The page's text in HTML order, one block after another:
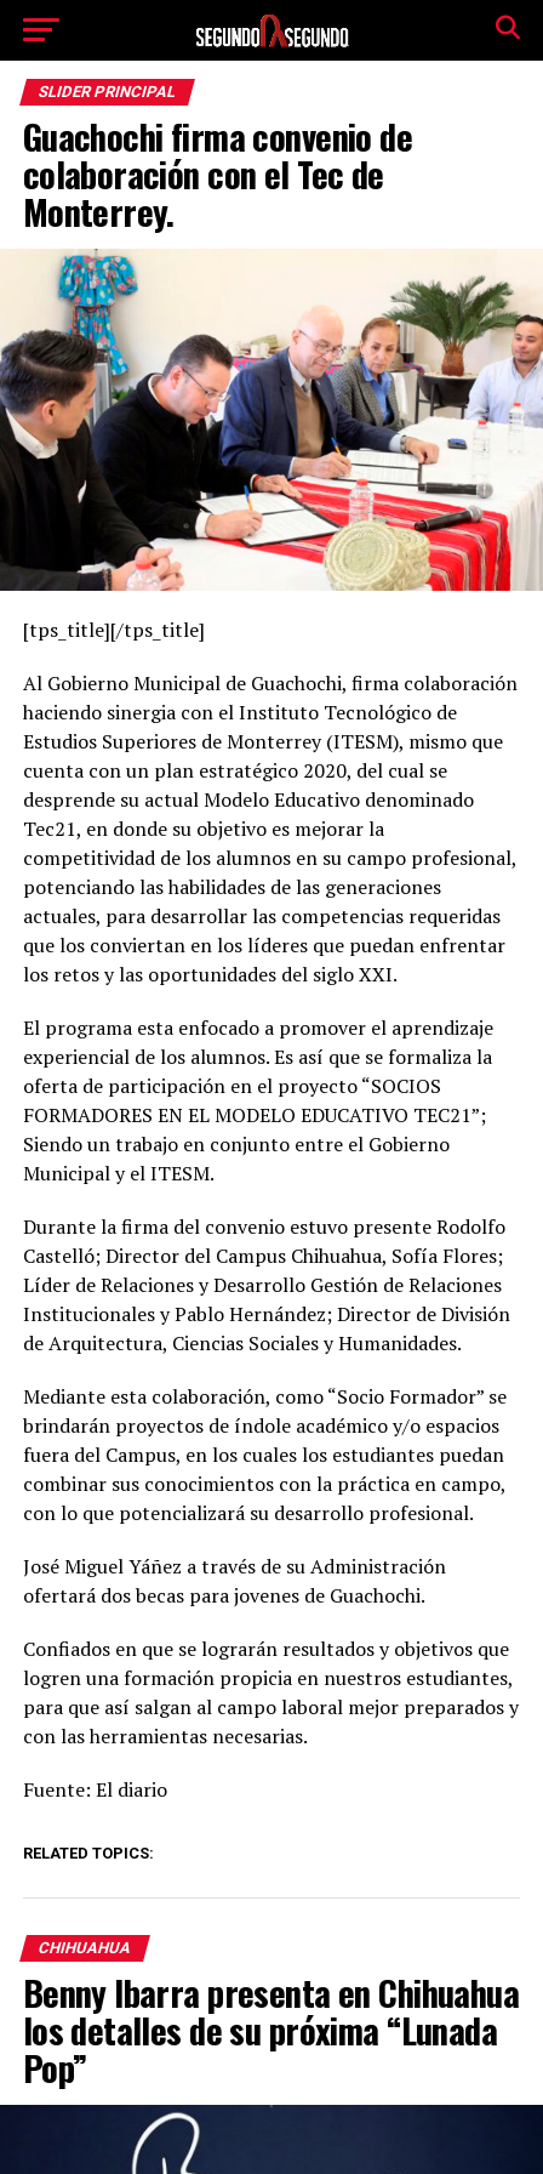
SLIDER PRINCIPAL
Guachochi firma convenio de
colaboración con el Tec de
Monterrey.
[tps_title][/tps_title]
Al Gobierno Municipal de Guachochi, firma colaboración
haciendo sinergia con el Instituto Tecnológico de
Estudios Superiores de Monterrey (ITESM), mismo que
cuenta con un plan estratégico 2020, del cual se
desprende su actual Modelo Educativo denominado
Tec21, en donde su objetivo es mejorar la
competitividad de los alumnos en su campo profesional,
potenciando las habilidades de las generaciones
actuales, para desarrollar las competencias requeridas
que los conviertan en los líderes que puedan enfrentar
los retos y las oportunidades del siglo XXI.
El programa esta enfocado a promover el aprendizaje
experiencial de los alumnos. Es así que se formaliza la
oferta de participación en el proyecto “SOCIOS
FORMADORES EN EL MODELO EDUCATIVO TEC21”;
Siendo un trabajo en conjunto entre el Gobierno
Municipal y el ITESM.
Durante la firma del convenio estuvo presente Rodolfo
Castelló; Director del Campus Chihuahua, Sofía Flores;
Líder de Relaciones y Desarrollo Gestión de Relaciones
Institucionales y Pablo Hernández; Director de División
de Arquitectura, Ciencias Sociales y Humanidades.
Mediante esta colaboración, como “Socio Formador” se
brindarán proyectos de índole académico y/o espacios
fuera del Campus, en los cuales los estudiantes puedan
combinar sus conocimientos con la práctica en campo,
con lo que potencializará su desarrollo profesional.
José Miguel Yáñez a través de su Administración
ofertará dos becas para jovenes de Guachochi.
Confiados en que se lograrán resultados y objetivos que
logren una formación propicia en nuestros estudiantes,
para que así salgan al campo laboral mejor preparados y
con las herramientas necesarias.
Fuente: El diario
RELATED TOPICS:
CHIHUAHUA
Benny Ibarra presenta en Chihuahua
los detalles de su próxima “Lunada
Pop”